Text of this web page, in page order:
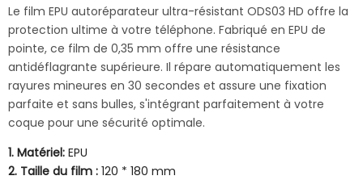
Le film EPU autoréparateur ultra-résistant ODS03 HD offre la
protection ultime à votre téléphone. Fabriqué en EPU de
pointe, ce film de 0,35 mm offre une résistance
antidéflagrante supérieure. Il répare automatiquement les
rayures mineures en 30 secondes et assure une fixation
parfaite et sans bulles, s'intégrant parfaitement à votre
coque pour une sécurité optimale.
1. Matériel: EPU
2. Taille du film : 120 * 180 mm